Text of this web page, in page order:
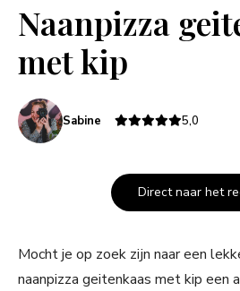
Naanpizza
met kip
Sabine 5,0
Direct naar het
Mocht je op zoek zijn naar een
naanpizza geitenkaas met kip een